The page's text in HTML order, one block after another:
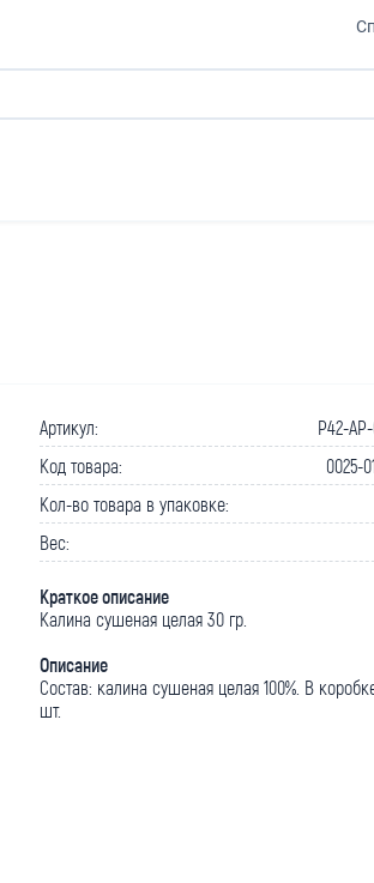
Артикул:
P42-
Код товара:
0025-
Кол-во товара в упаковке:
Вес:
Краткое описание
Калина сушеная целая 30 гр.
Описание
Состав: калина сушеная целая 100%. В
шт.